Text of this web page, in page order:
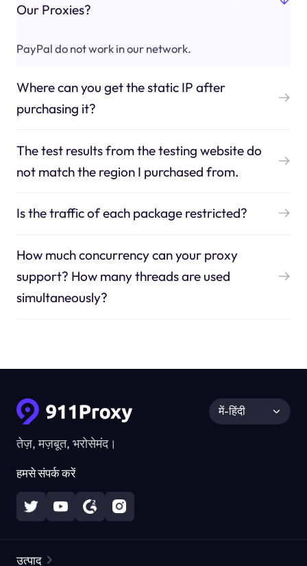
Our Proxies?
PayPal do not work in our network.
Where can you get the static IP after
purchasing it?
The test results from the testing website do
not match the region I purchased from.
Is the traffic of each package restricted?
How much concurrency can your proxy
support? How many threads are used
simultaneously?
तेज़, मज़बूत, भरोसेमंद।
हमसे संपर्क करें
में-हिंदी
उत्पाद